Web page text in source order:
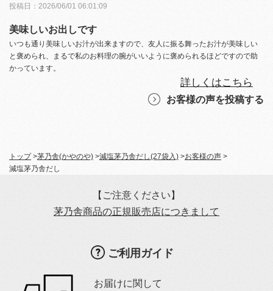
投稿日：2026/06/01 06:01:09
美味しいお出しです
いつも通り美味しいお汁が出来ますので、友人に振る舞ったお汁が美味しい
と褒められ、まるで私のお料理の腕がいいように褒められるほどですので助
かっています。
詳しくはこちら
お客様の声を投稿する
トップ>茅乃舎(かやのや) >減塩茅乃舎だし(27袋入) >お客様の声 >
減塩茅乃舎だし
【ご注意ください】
茅乃舎商品の正規販売店につきまして
ご利用ガイド
お届けに関して